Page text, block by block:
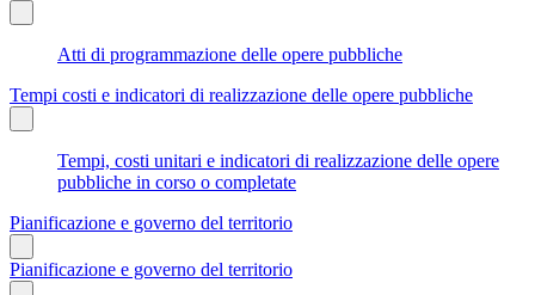
Atti di programmazione delle opere pubbliche
Tempi costi e indicatori di realizzazione delle opere pubbliche
Tempi, costi unitari e indicatori di realizzazione delle opere
pubbliche in corso o completate
Pianificazione e governo del territorio
Pianificazione e governo del territorio